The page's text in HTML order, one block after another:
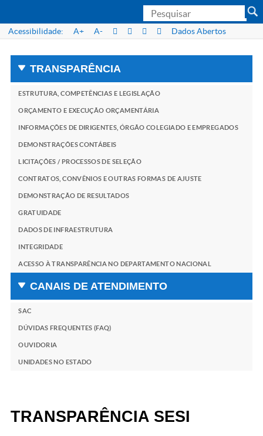
Acessibilidade: A+ A- Dados Abertos
TRANSPARÊNCIA
ESTRUTURA, COMPETÊNCIAS E LEGISLAÇÃO
ORÇAMENTO E EXECUÇÃO ORÇAMENTÁRIA
INFORMAÇÕES DE DIRIGENTES, ÓRGÃO COLEGIADO E EMPREGADOS
DEMONSTRAÇÕES CONTÁBEIS
LICITAÇÕES / PROCESSOS DE SELEÇÃO
CONTRATOS, CONVÊNIOS E OUTRAS FORMAS DE AJUSTE
DEMONSTRAÇÃO DE RESULTADOS
GRATUIDADE
DADOS DE INFRAESTRUTURA
INTEGRIDADE
ACESSO À TRANSPARÊNCIA NO DEPARTAMENTO NACIONAL
CANAIS DE ATENDIMENTO
SAC
DÚVIDAS FREQUENTES (FAQ)
OUVIDORIA
UNIDADES NO ESTADO
TRANSPARÊNCIA SESI